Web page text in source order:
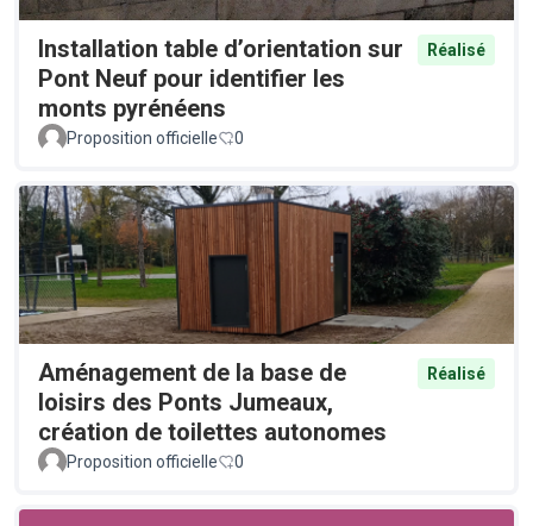
Installation table d’orientation sur
Pont Neuf pour identifier les
monts pyrénéens
Réalisé
Proposition officielle 0
Aménagement de la base de
loisirs des Ponts Jumeaux,
création de toilettes autonomes
Réalisé
Proposition officielle 0